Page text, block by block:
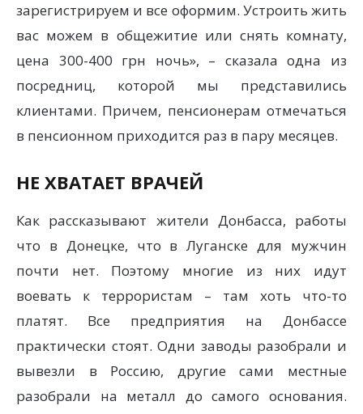
зарегистрируем и все оформим. Устроить жить
вас можем в общежитие или снять комнату,
цена 300-400 грн ночь», – сказала одна из
посредниц, которой мы представились
клиентами. Причем, пенсионерам отмечаться
в пенсионном приходится раз в пару месяцев.
НЕ ХВАТАЕТ ВРАЧЕЙ
Как рассказывают жители Донбасса, работы
что в Донецке, что в Луганске для мужчин
почти нет. Поэтому многие из них идут
воевать к террористам – там хоть что-то
платят. Все предприятия на Донбассе
практически стоят. Одни заводы разобрали и
вывезли в Россию, другие сами местные
разобрали на металл до самого основания.